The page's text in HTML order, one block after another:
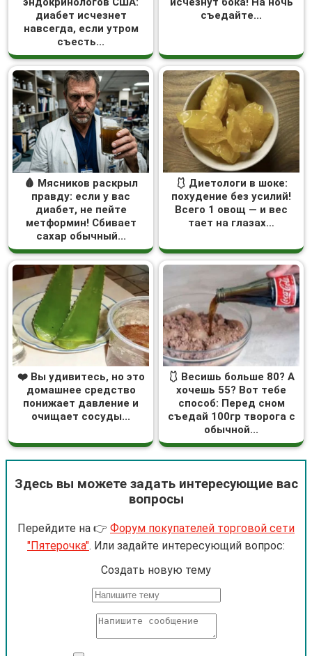
диабет исчезнет
навсегда, если утром
съесть...
съедайте...
🩸 Мясников раскрыл
правду: если у вас
диабет, не пейте
метформин! Сбивает
сахар обычный...
🩱 Диетологи в шоке:
похудение без усилий!
Всего 1 овощ — и вес
тает на глазах…
❤️ Вы удивитесь, но это
домашнее средство
понижает давление и
очищает сосуды...
🩱 Весишь больше 80? А
хочешь 55? Вот тебе
способ: Перед сном
съедай 100гр творога с
обычной...
Здесь вы можете задать интересующие вас
вопросы
Перейдите на 👉 Форум покупателей торговой сети
"Пятерочка". Или задайте интересующий вопрос:
Cоздать новую тему